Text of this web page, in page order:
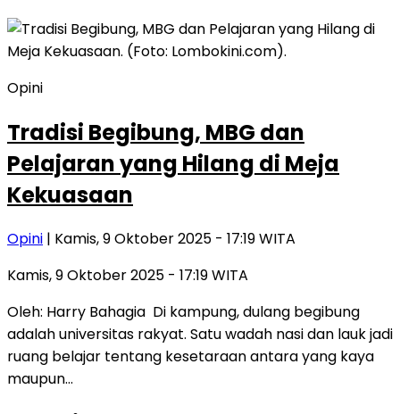
Opini
Tradisi Begibung, MBG dan
Pelajaran yang Hilang di Meja
Kekuasaan
Opini | Kamis, 9 Oktober 2025 - 17:19 WITA
Kamis, 9 Oktober 2025 - 17:19 WITA
Oleh: Harry Bahagia Di kampung, dulang begibung
adalah universitas rakyat. Satu wadah nasi dan lauk jadi
ruang belajar tentang kesetaraan antara yang kaya
maupun…